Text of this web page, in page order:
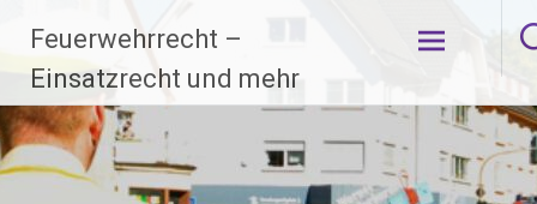
Inhalt
springen
Feuerwehrrecht –
Einsatzrecht und mehr